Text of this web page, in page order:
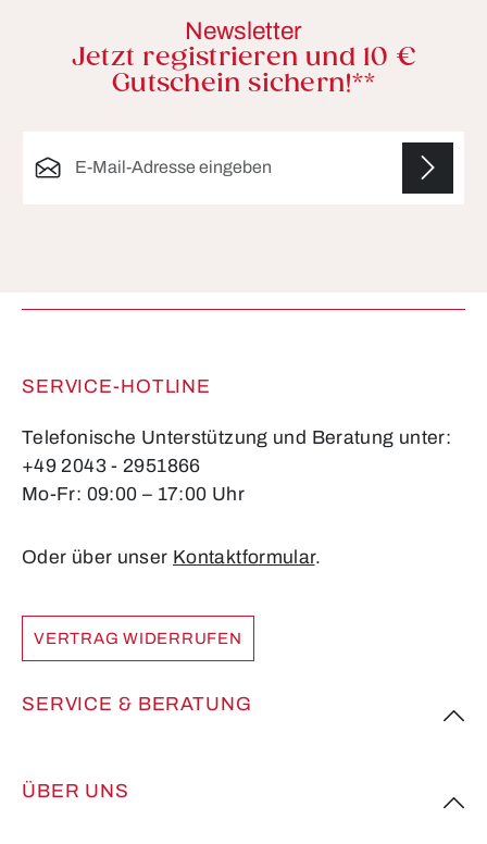
Newsletter
Jetzt registrieren und 10 €
Gutschein sichern!**
SERVICE-HOTLINE
Telefonische Unterstützung und Beratung unter:
+49 2043 - 2951866
Mo-Fr: 09:00 – 17:00 Uhr
Oder über unser Kontaktformular.
VERTRAG WIDERRUFEN
SERVICE & BERATUNG
ÜBER UNS